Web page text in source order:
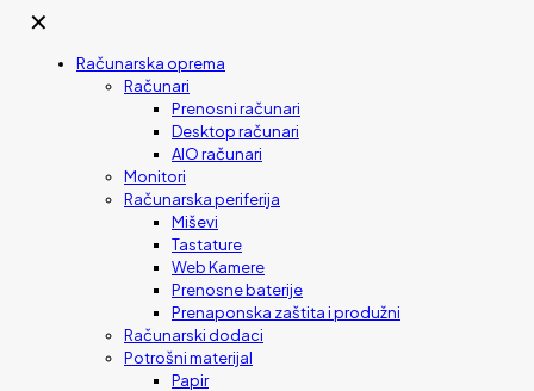
✕
Računarska oprema
Računari
Prenosni računari
Desktop računari
AIO računari
Monitori
Računarska periferija
Miševi
Tastature
Web Kamere
Prenosne baterije
Prenaponska zaštita i produžni
Računarski dodaci
Potrošni materijal
Papir